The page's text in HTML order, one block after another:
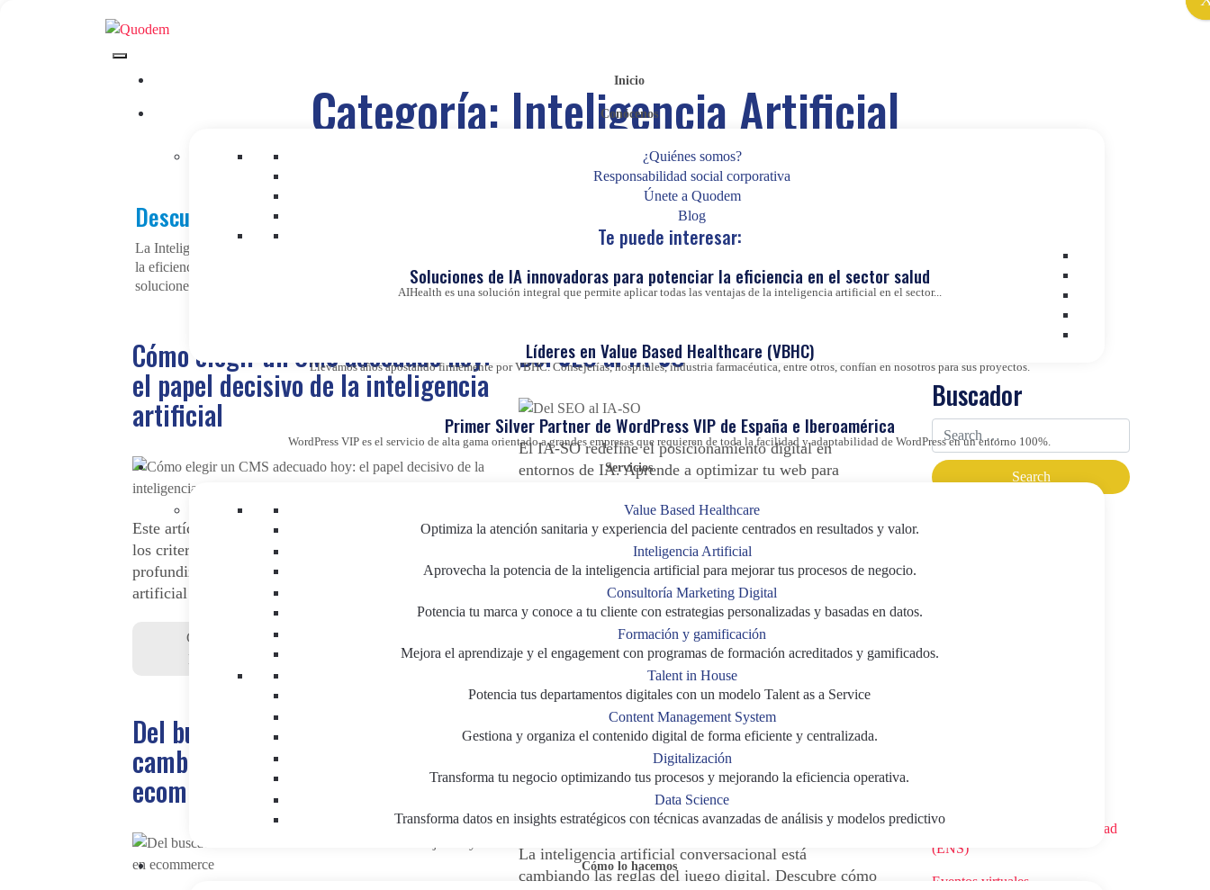
Inicio
Conócenos
¿Quiénes somos?
Responsabilidad social corporativa
Únete a Quodem
Blog
Te puede interesar:
Soluciones de IA innovadoras para potenciar la eficiencia en el sector salud
AIHealth es una solución integral que permite aplicar todas las ventajas de la inteligencia artificial en el sector...
Líderes en Value Based Healthcare (VBHC)
Llevamos años apostando firmemente por VBHC. Consejerías, hospitales, industria farmacéutica, entre otros, confían en nosotros para sus proyectos.
Primer Silver Partner de WordPress VIP de España e Iberoamérica
WordPress VIP es el servicio de alta gama orientado a grandes empresas que requieren de toda la facilidad y adaptabilidad de WordPress en un entorno 100%.
Servicios
Value Based Healthcare
Optimiza la atención sanitaria y experiencia del paciente centrados en resultados y valor.
Inteligencia Artificial
Aprovecha la potencia de la inteligencia artificial para mejorar tus procesos de negocio.
Consultoría Marketing Digital
Potencia tu marca y conoce a tu cliente con estrategias personalizadas y basadas en datos.
Formación y gamificación
Mejora el aprendizaje y el engagement con programas de formación acreditados y gamificados.
Talent in House
Potencia tus departamentos digitales con un modelo Talent as a Service
Content Management System
Gestiona y organiza el contenido digital de forma eficiente y centralizada.
Digitalización
Transforma tu negocio optimizando tus procesos y mejorando la eficiencia operativa.
Data Science
Transforma datos en insights estratégicos con técnicas avanzadas de análisis y modelos predictivo
Cómo lo hacemos
Categoría: Inteligencia Artificial
Descubre en nuestro blog las novedades sobre Inteligencia Artificial:
La Inteligencia Artificial se ha convertido en una fuerza impulsora en el ámbito de los proyectos digitales, desbloqueando un potencial sin precedentes para la innovación y
la eficiencia. La incorporación de la Inteligencia Artificial en nuestros procesos y metodologías está revolucionando nuestros proyectos, aportando valor añadido y creando
soluciones más inteligentes y eficaces.
Cómo elegir un CMS adecuado hoy:
el papel decisivo de la inteligencia
artificial
Este artículo explica cómo elegir un CMS hoy, analiza
los criterios clave y los errores más comunes, y
profundiza en el papel decisivo de la inteligencia
artificial en el mercado europeo.
CMS&DXP GEO
Marketing Digital
Transformación Digital
Del SEO al IA-SO
El IA-SO redefine el posicionamiento digital en
entornos de IA. Aprende a optimizar tu web para
conversacionales.
Inteligencia Artificial|SEO
Del buscador al chat: así ha
cambiado el customer journey en
ecommerce
¿Ha comenzado la batalla por el
control del canal?
La inteligencia artificial conversacional está
cambiando las reglas del juego digital. Descubre cómo
Buscador
CMS&DXP
Esquema Nacional de Seguridad
(ENS)
Eventos virtuales